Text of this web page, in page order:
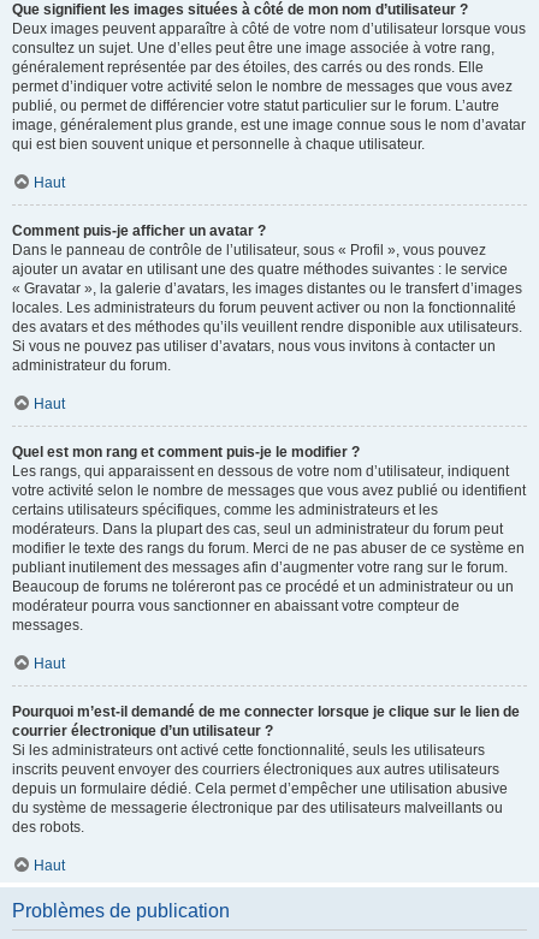
Que signifient les images situées à côté de mon nom d’utilisateur ?
Deux images peuvent apparaître à côté de votre nom d’utilisateur lorsque vous
consultez un sujet. Une d’elles peut être une image associée à votre rang,
généralement représentée par des étoiles, des carrés ou des ronds. Elle
permet d’indiquer votre activité selon le nombre de messages que vous avez
publié, ou permet de différencier votre statut particulier sur le forum. L’autre
image, généralement plus grande, est une image connue sous le nom d’avatar
qui est bien souvent unique et personnelle à chaque utilisateur.
Haut
Comment puis-je afficher un avatar ?
Dans le panneau de contrôle de l’utilisateur, sous « Profil », vous pouvez
ajouter un avatar en utilisant une des quatre méthodes suivantes : le service
« Gravatar », la galerie d’avatars, les images distantes ou le transfert d’images
locales. Les administrateurs du forum peuvent activer ou non la fonctionnalité
des avatars et des méthodes qu’ils veuillent rendre disponible aux utilisateurs.
Si vous ne pouvez pas utiliser d’avatars, nous vous invitons à contacter un
administrateur du forum.
Haut
Quel est mon rang et comment puis-je le modifier ?
Les rangs, qui apparaissent en dessous de votre nom d’utilisateur, indiquent
votre activité selon le nombre de messages que vous avez publié ou identifient
certains utilisateurs spécifiques, comme les administrateurs et les
modérateurs. Dans la plupart des cas, seul un administrateur du forum peut
modifier le texte des rangs du forum. Merci de ne pas abuser de ce système en
publiant inutilement des messages afin d’augmenter votre rang sur le forum.
Beaucoup de forums ne toléreront pas ce procédé et un administrateur ou un
modérateur pourra vous sanctionner en abaissant votre compteur de
messages.
Haut
Pourquoi m’est-il demandé de me connecter lorsque je clique sur le lien de
courrier électronique d’un utilisateur ?
Si les administrateurs ont activé cette fonctionnalité, seuls les utilisateurs
inscrits peuvent envoyer des courriers électroniques aux autres utilisateurs
depuis un formulaire dédié. Cela permet d’empêcher une utilisation abusive
du système de messagerie électronique par des utilisateurs malveillants ou
des robots.
Haut
Problèmes de publication